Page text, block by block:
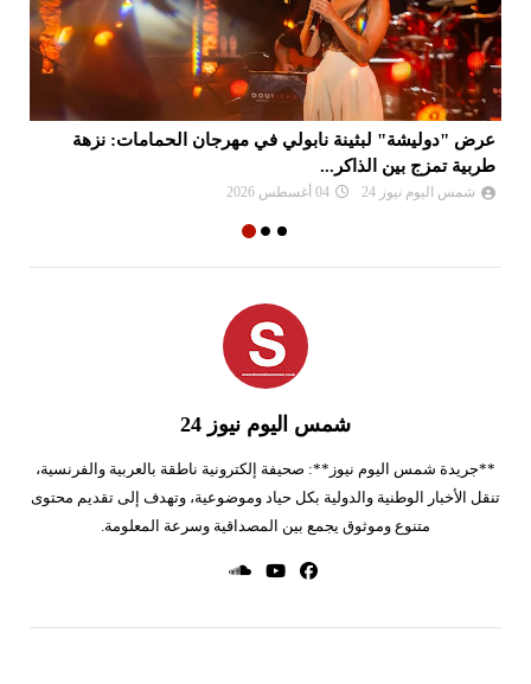
عرض "دوليشة" لبثينة نابولي في مهرجان الحمامات: نزهة
طربية تمزج بين الذاكر...
شمس اليوم نيوز 24 04 أغسطس 2026
شمس اليوم نيوز 24
**جريدة شمس اليوم نيوز**: صحيفة إلكترونية ناطقة بالعربية والفرنسية،
تنقل الأخبار الوطنية والدولية بكل حياد وموضوعية، وتهدف إلى تقديم محتوى
متنوع وموثوق يجمع بين المصداقية وسرعة المعلومة.